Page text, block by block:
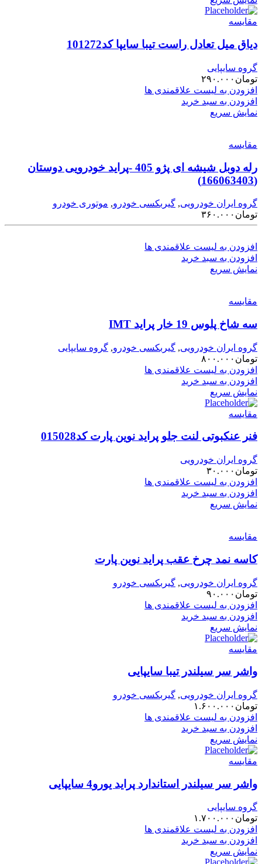
مقایسه
دیاق میل تعادل راست تیبا سایپا کد101272
گروه سایپایی
تومان ۲۹۰.۰۰۰
افزودن به لیست علاقمندی ها
افزودن به سبد خرید
نمایش سریع
مقایسه
رله دوبل شیشه ای پژو 405 -پراید خودرویی دوستان
(166063403)
گروه ایران خودرویی, گیربکسی خودرو, موتوری خودرو
تومان ۳۶۰.۰۰۰
افزودن به لیست علاقمندی ها
افزودن به سبد خرید
نمایش سریع
مقایسه
سه شاخ پلوس 19 خار پراید IMT
گروه ایران خودرویی, گیربکسی خودرو, گروه سایپایی
تومان ۸۰۰.۰۰۰
افزودن به لیست علاقمندی ها
افزودن به سبد خرید
نمایش سریع
مقایسه
فنر عنکبوتی لنت جلو پراید نوین پارت کد015028
گروه ایران خودرویی
تومان ۳۰.۰۰۰
افزودن به لیست علاقمندی ها
افزودن به سبد خرید
نمایش سریع
مقایسه
کاسه نمد چرخ عقب پراید نوین پارت
گروه ایران خودرویی, گیربکسی خودرو
تومان ۹۰.۰۰۰
افزودن به لیست علاقمندی ها
افزودن به سبد خرید
نمایش سریع
مقایسه
واشر سر سیلندر تیبا سایپایی
گروه ایران خودرویی, گیربکسی خودرو
تومان ۱.۶۰۰.۰۰۰
افزودن به لیست علاقمندی ها
افزودن به سبد خرید
نمایش سریع
مقایسه
واشر سر سیلندر استاندارد پراید یورو4 سایپایی
گروه سایپایی
تومان ۱.۷۰۰.۰۰۰
افزودن به لیست علاقمندی ها
افزودن به سبد خرید
نمایش سریع